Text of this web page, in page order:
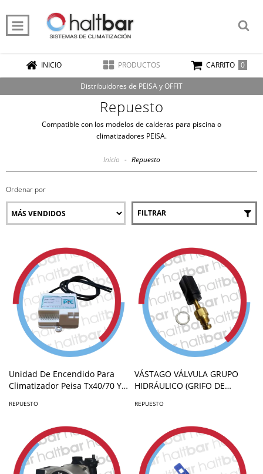
INICIO PRODUCTOS CARRITO 0
Distribuidores de PEISA y OFFIT
Repuesto
Compatible con los modelos de calderas para piscina o
climatizadores PEISA.
Inicio - Repuesto
Ordenar por
FILTRAR
Unidad De Encendido Para
Climatizador Peisa Tx40/70 Y
REPUESTO
VÁSTAGO VÁLVULA GRUPO
HIDRÁULICO (GRIFO DE
REPUESTO